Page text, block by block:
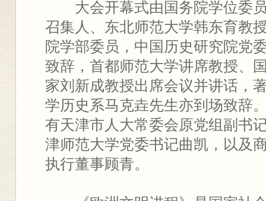
大会开幕式由国务院学位委
召集人、东北师范大学韩东育教
院学部委员，中国历史研究院党
致辞，首都师范大学讲席教授、
家刘新成教授出席会议并讲话，
学历史系马克垚先生亦到场致辞
有天津市人大常委会原党组副书
津师范大学党委书记曲凯，以及
执行董事顾青。